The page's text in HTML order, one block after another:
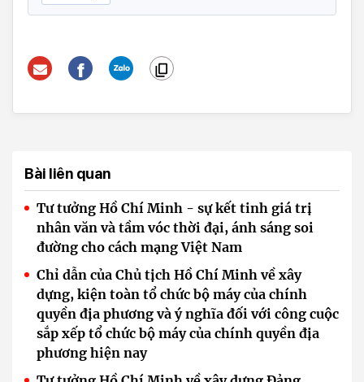
Bài liên quan
Tư tưởng Hồ Chí Minh - sự kết tinh giá trị
nhân văn và tầm vóc thời đại, ánh sáng soi
đường cho cách mạng Việt Nam
Chỉ dẫn của Chủ tịch Hồ Chí Minh về xây
dựng, kiện toàn tổ chức bộ máy của chính
quyền địa phương và ý nghĩa đối với công cuộc
sắp xếp tổ chức bộ máy của chính quyền địa
phương hiện nay